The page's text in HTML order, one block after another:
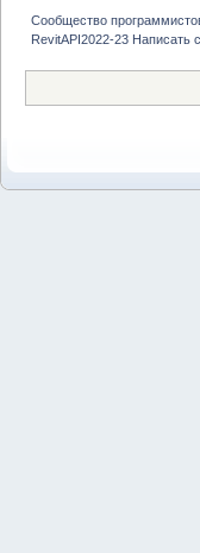
Сообщество
RevitAPI2022-23 Написать